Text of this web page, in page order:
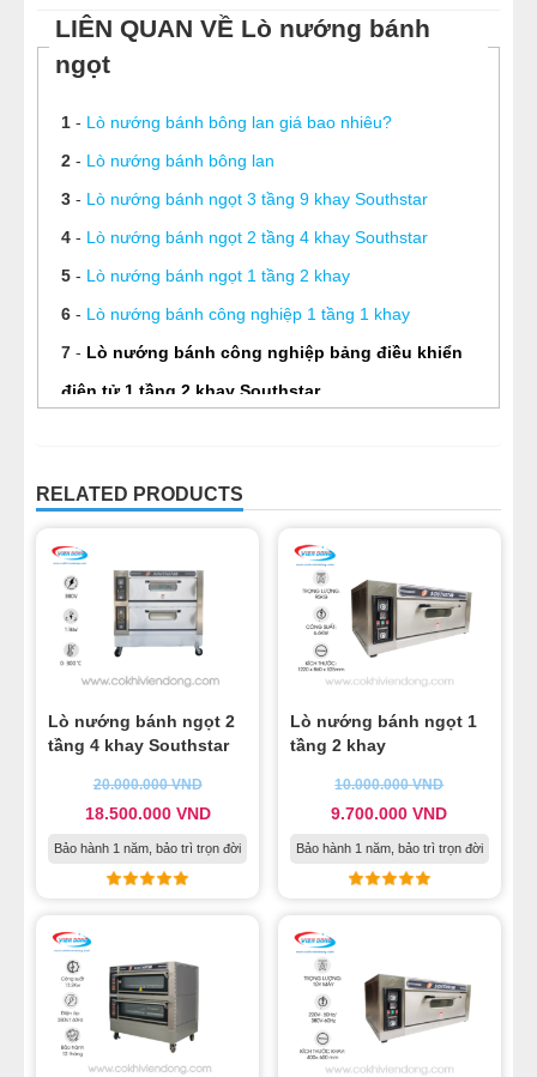
LIÊN QUAN VỀ Lò nướng bánh
ngọt
1- Lò nướng bánh bông lan giá bao nhiêu?
2- Lò nướng bánh bông lan
3- Lò nướng bánh ngọt 3 tầng 9 khay Southstar
4- Lò nướng bánh ngọt 2 tầng 4 khay Southstar
5- Lò nướng bánh ngọt 1 tầng 2 khay
6- Lò nướng bánh công nghiệp 1 tầng 1 khay
7- Lò nướng bánh công nghiệp bảng điều khiển
điện tử 1 tầng 2 khay Southstar
10-Dây chuyền làm bánh bông lan
11
Ưu- nhược điểm của lò nướng bánh ngọt
12
Hướng dẫn vận hành lò nướng bánh ngọt
Southstar hiệu quả nhất
13- Lưu ý quan trọng khi sử dụng lò nướng bánh ngọt
RELATED PRODUCTS
Lò nướng bánh ngọt 2
tầng 4 khay Southstar
20.000.000VND
18.500.000 VND
Bảo hành 1 năm, bảo trì trọn đời
Lò nướng bánh ngọt 1
tầng 2 khay
10.000.000VND
9.700.000VND
Bảo hành 1 năm, bảo trì trọn đời